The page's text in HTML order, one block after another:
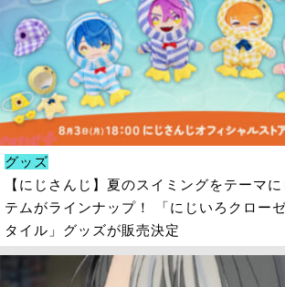
グッズ
【にじさんじ】夏のスイミングをテーマ
テムがラインナップ！ 「にじいろクロー
タイル」グッズが販売決定